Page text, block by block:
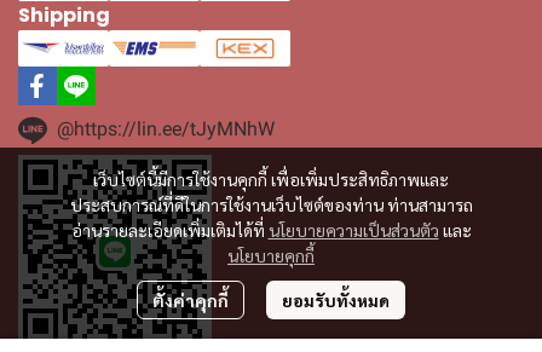
เว็บไซต์นี้มีการใช้งานคุกกี้ เพื่อเพิ่มประสิทธิภาพและ
ประสบการณ์ที่ดีในการใช้งานเว็บไซต์ของท่าน ท่านสามารถ
อ่านรายละเอียดเพิ่มเติมได้ที่ นโยบายความเป็นส่วนตัว และ
นโยบายคุกกี้
ตั้งค่าคุกกี้ ยอมรับทั้งหมด
Shipping
@https://lin.ee/tJyMNhW